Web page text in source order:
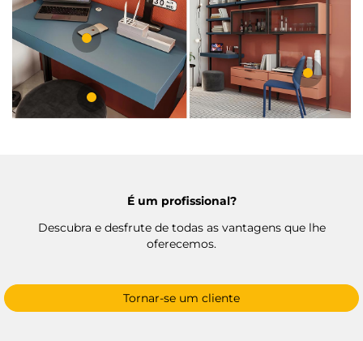
É um profissional?
Descubra e desfrute de todas as vantagens que lhe
oferecemos.
Tornar-se um cliente